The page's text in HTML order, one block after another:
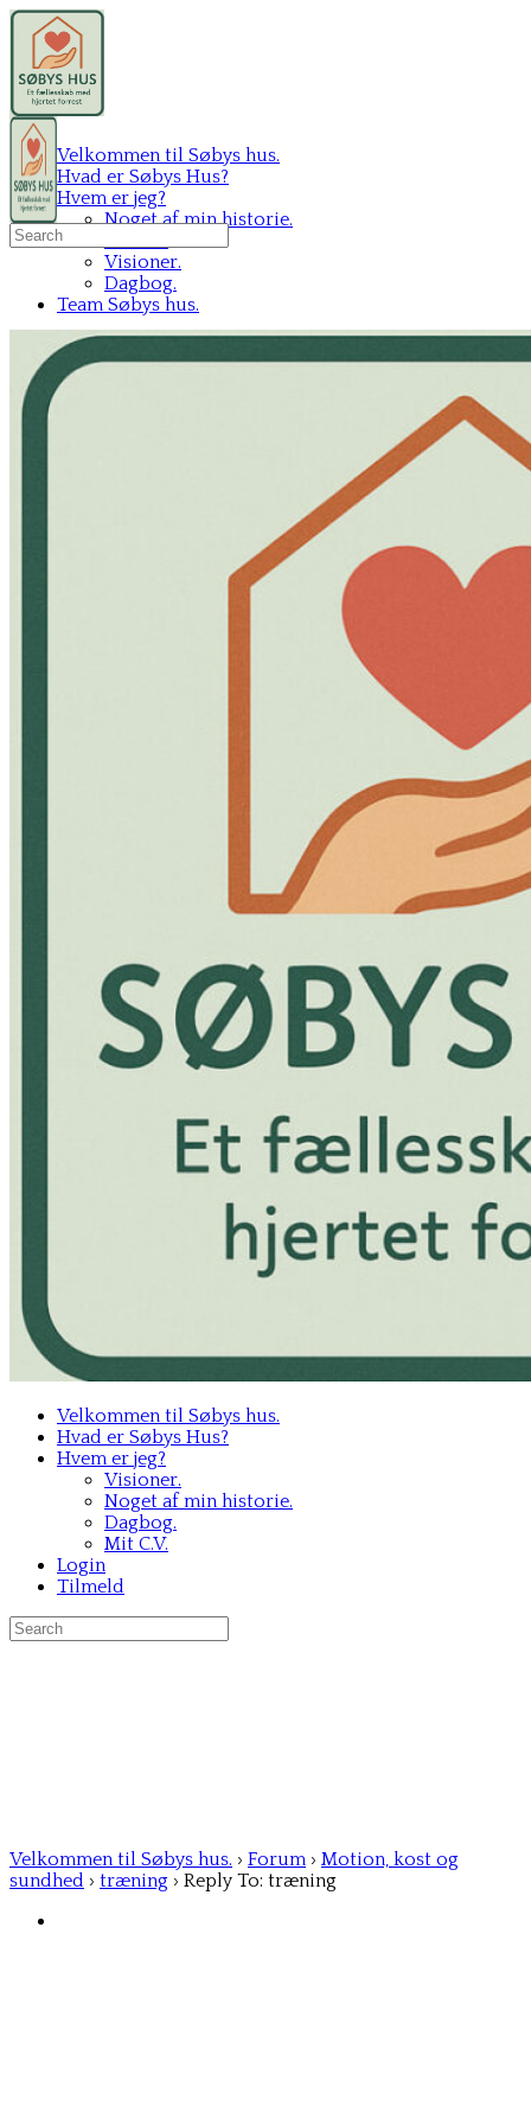
Velkommen til Søbys hus.
Hvad er Søbys Hus?
Hvem er jeg?
Noget af min historie.
Visioner.
Dagbog.
Team Søbys hus.
Sign in Sign up
Search
for:
Velkommen til Søbys hus.
Hvad er Søbys Hus?
Hvem er jeg?
Visioner.
Noget af min historie.
Dagbog.
Mit C.V.
Login
Tilmeld
Search
for:
Velkommen til Søbys hus. › Forum › Motion, kost og
sundhed › træning › Reply To: træning